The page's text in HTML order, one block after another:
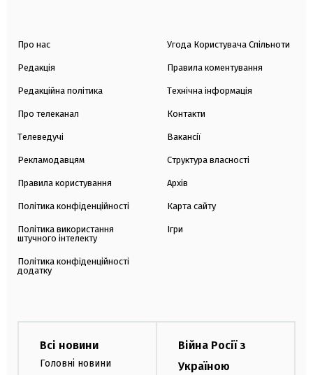
Про нас
Редакція
Редакційна політика
Про телеканал
Телеведучі
Рекламодавцям
Правила користування
Політика конфіденційності
Політика використання
штучного інтелекту
Політика конфіденційності
додатку
Угода Користувача Спільноти
Правила коментування
Технічна інформація
Контакти
Вакансії
Структура власності
Архів
Карта сайту
Ігри
Всі новини
Головні новини
Війна Росії з
Україною